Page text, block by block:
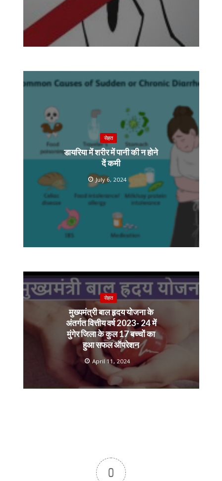
सेहत
डायरिया में शरीर में पानी की न होने
दें कमी
July 6, 2024
सेहत
मुख्यमंत्री बाल हृदय योजना के
अंतर्गत वित्तीय वर्ष 2023- 24 में
मुंगेर जिला के कुल 17 बच्चों का
हुआ सफल ऑपरेशन
April 11, 2024
0